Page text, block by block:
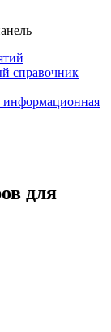
справочник
информационная
для